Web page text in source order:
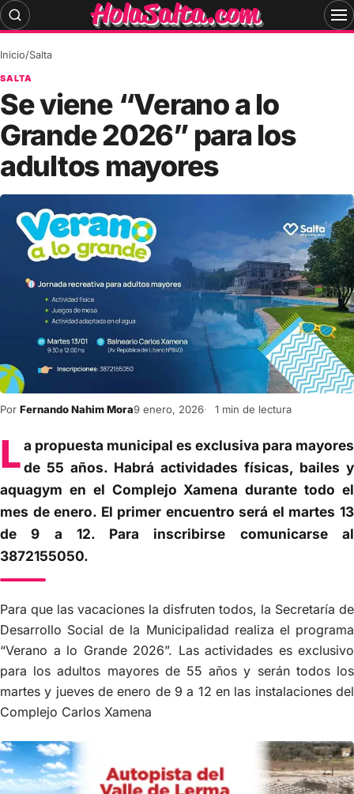
Skip
to
Inicio/Salta
SALTA
Se viene “Verano a lo
Grande 2026” para los
adultos mayores
Por Fernando Nahim Mora9 enero, 2026 1 min de lectura
La propuesta municipal es exclusiva para mayores
de 55 años. Habrá actividades físicas, bailes y
aquagym en el Complejo Xamena durante todo el
mes de enero. El primer encuentro será el martes 13
de 9 a 12. Para inscribirse comunicarse al
3872155050.
Para que las vacaciones la disfruten todos, la Secretaría de
Desarrollo Social de la Municipalidad realiza el programa
“Verano a lo Grande 2026”. Las actividades es exclusivo
para los adultos mayores de 55 años y serán todos los
martes y jueves de enero de 9 a 12 en las instalaciones del
Complejo Carlos Xamena